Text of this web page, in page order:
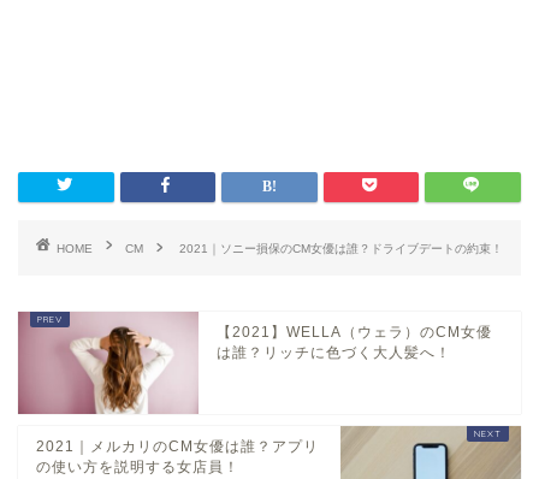
HOME CM 2021｜ソニー損保のCM女優は誰？ドライブデートの約束！
【2021】WELLA（ウェラ）のCM女優
は誰？リッチに色づく大人髪へ！
2021｜メルカリのCM女優は誰？アプリ
の使い方を説明する女店員！